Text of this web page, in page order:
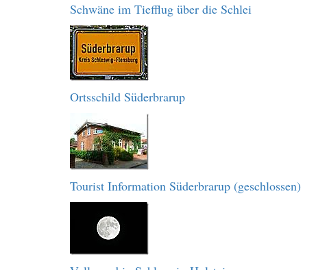
Schwäne im Tiefflug über die Schlei
Ortsschild Süderbrarup
Tourist Information Süderbrarup (geschlossen)